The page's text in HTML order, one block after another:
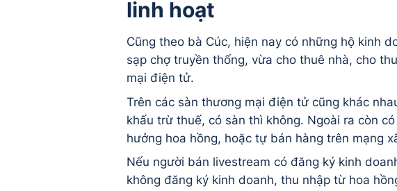
linh hoạt
Cũng theo bà Cúc, hiện nay có những hộ kinh
sạp chợ truyền thống, vừa cho thuê nhà, cho
mại điện tử.
Trên các sàn thương mại điện tử cũng khác
khấu trừ thuế, có sàn thì không. Ngoài ra còn
hưởng hoa hồng, hoặc tự bán hàng trên mạng
Nếu người bán livestream có đăng ký kinh
không đăng ký kinh doanh, thu nhập từ hoa